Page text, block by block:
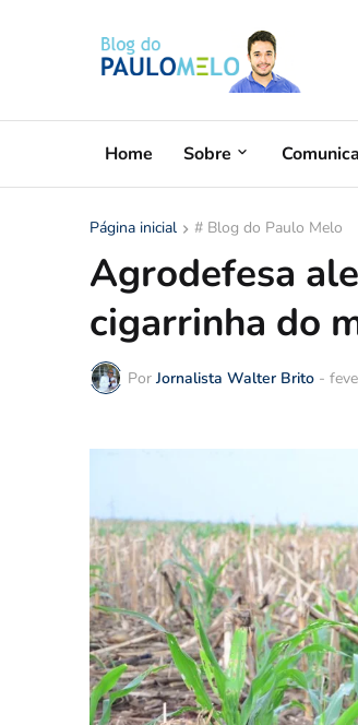
Home Sobre
Página inicial # Blog do Paulo Melo
Agrodefesa
cigarrinha do
Por Jornalista Walter Brito -